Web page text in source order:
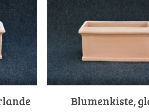
Blumenkiste,